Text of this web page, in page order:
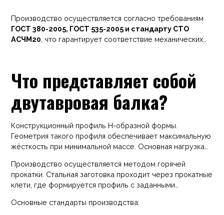
проектах средней нагрузки: перекрытиях зданий,
опорных элементах каркасов, монтажных системах и
различных инженерных конструкциях.
Производство осуществляется согласно требованиям
ГОСТ 380-2005, ГОСТ 535-2005 и стандарту СТО
АСЧМ20 , что гарантирует соответствие механических
Что представляет собой
двутавровая балка?
Конструкционный профиль Н-образной формы.
Геометрия такого профиля обеспечивает максимальную
жёсткость при минимальной массе. Основная нагрузка
соединительную функцию, обеспечивая устойчивость
конструкции.
Производство осуществляется методом горячей
прокатки. Стальная заготовка проходит через прокатные
клети, где формируется профиль с заданными
контроль размеров, массы и механических
Основные стандарты производства: